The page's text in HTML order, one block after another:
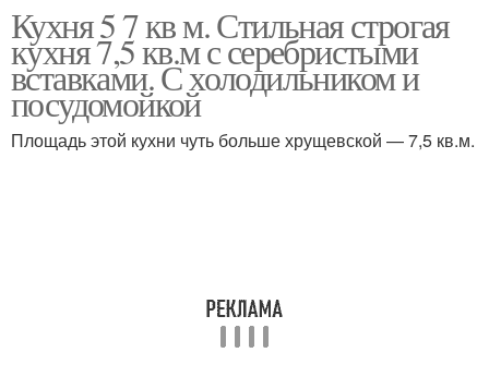
Кухня в хрущевке Кухни в хрущевке
Кухня 5 7 кв м. Стильная строгая
кухня 7,5 кв.м с серебристыми
вставками. С холодильником и
посудомойкой
Площадь этой кухни чуть больше хрущевской — 7,5 кв.м.